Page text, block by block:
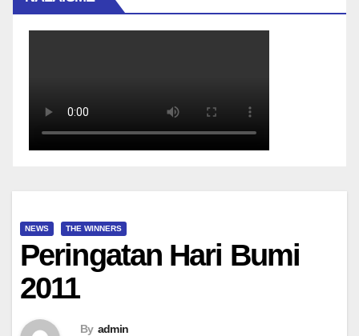
NEWS THE WINNERS
Peringatan Hari Bumi
2011
By admin